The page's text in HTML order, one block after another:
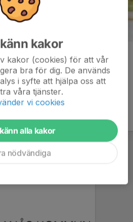
kakor
kakor (cookies) för att vår
bra för dig. De används
i syfte att hjälpa oss att
våra tjänster.
vi cookies
alla kakor
nödvändiga